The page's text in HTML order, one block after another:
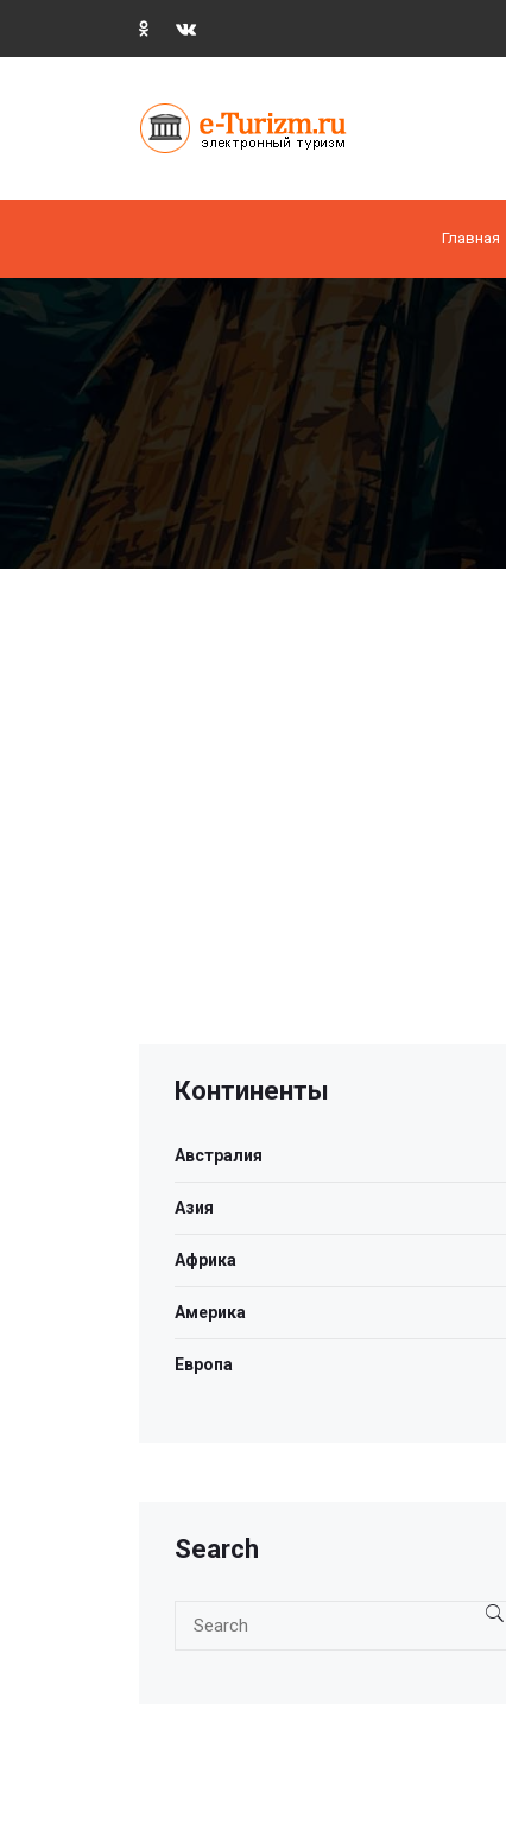
Главная
Континенты
Австралия
Азия
Африка
Америка
Европа
Search